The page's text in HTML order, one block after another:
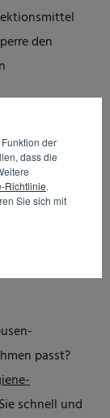
der
dass die
Richtlinie.
Sie sich mit
den
wann der
einen
passt?
schnell und